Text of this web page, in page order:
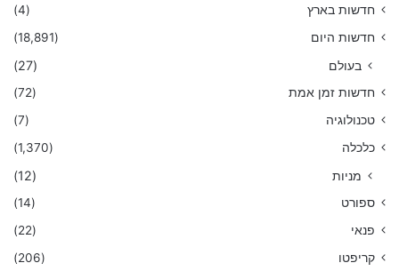
חדשות בארץ
(4)
חדשות היום
(18,891)
בעולם (27)
חדשות זמן אמת
(72)
טכנולוגיה
(7)
כלכלה
(1,370)
מניות (12)
ספורט
(14)
פנאי
(22)
קריפטו
(206)